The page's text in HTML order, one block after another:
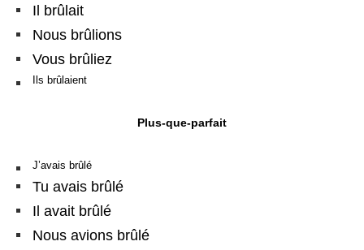
Il brûlait
Nous brûlions
Vous brûliez
Ils brûlaient
Plus-que-parfait
J’avais brûlé
Tu avais brûlé
Il avait brûlé
Nous avions brûlé